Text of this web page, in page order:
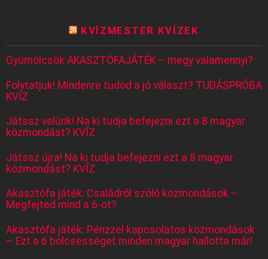
KVÍZMESTER KVÍZEK
Gyümölcsök AKASZTÓFAJÁTÉK – megy valamennyi?
Folytatjuk! Mindenre tudod a jó választ? TUDÁSPRÓBA
KVÍZ
Játssz velünk! Na ki tudja befejezni ezt a 8 magyar
közmondást? KVÍZ
Játssz újra! Na ki tudja befejezni ezt a 8 magyar
közmondást? KVÍZ
Akasztófa játék: Családról szóló közmondások –
Megfejted mind a 6-ot?
Akasztófa játék: Pénzzel kapcsolatos közmondások
– Ezt a 6 bölcsességet minden magyar hallotta már!